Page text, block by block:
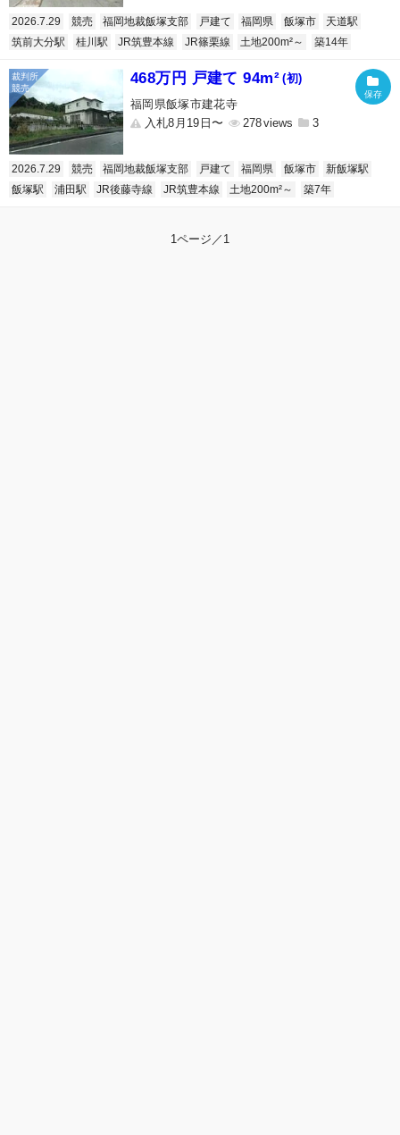
2026.7.29 競売 福岡地裁飯塚支部 戸建て 福岡県 飯塚市
天道駅
筑前大分駅
桂川駅 JR筑豊本線 JR篠栗線 土地200m²～ 築14年
468万円 戸建て 94m² (初)
福岡県飯塚市建花寺
入札8月19日〜
278 3
2026.7.29 競売 福岡地裁飯塚支部 戸建て 福岡県 飯塚市
新飯塚駅
飯塚駅
浦田駅 JR後藤寺線 JR筑豊本線 土地200m²～ 築7年
1ページ／1